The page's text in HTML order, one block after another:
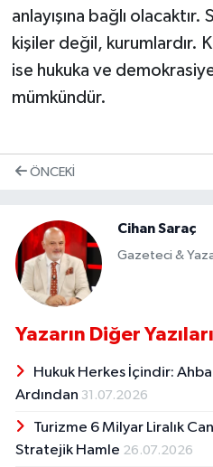
anlayışına bağlı olacaktır.
kişiler değil, kurumlardır.
ise hukuka ve
mümkündür.
ÖNCEKI
Cihan Saraç
Gazeteci &
Yazarın Diğer Yazıları
Hukuk Herkes İçindir:
Ardından 31.07.2026
Turizme 6 Milyar Liralık
Stratejik Hamle 26.07.2026